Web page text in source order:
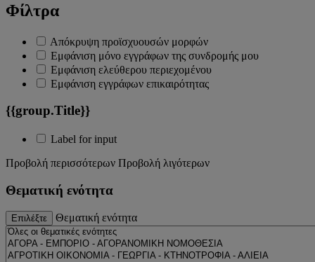
Φίλτρα
Απόκρυψη προϊσχυουσών μορφών
Εμφάνιση μόνο εγγράφων της συνδρομής μου
Εμφάνιση ελεύθερου περιεχομένου
Εμφάνιση εγγράφων επικαιρότητας
{{group.Title}}
Label for input
Προβολή περισσότερων Προβολή λιγότερων
Θεματική ενότητα
Επιλέξτε Θεματική ενότητα